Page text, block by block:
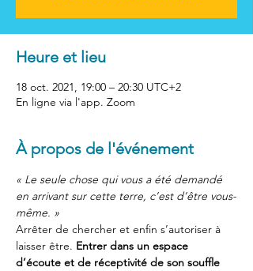
Heure et lieu
18 oct. 2021, 19:00 – 20:30 UTC+2
En ligne via l'app. Zoom
À propos de l'événement
« Le seule chose qui vous a été demandé
en arrivant sur cette terre, c’est d’être vous-
même. »
Arrêter de chercher et enfin s’autoriser à
laisser être. Entrer dans un espace
d’écoute et de réceptivité de son souffle